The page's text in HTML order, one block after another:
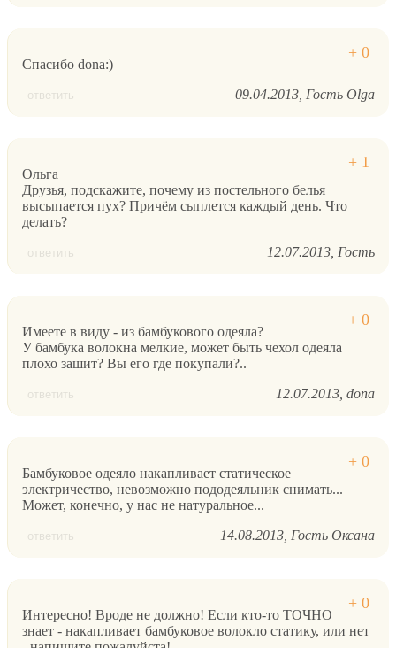
Спасибо dona:)
ответить 09.04.2013 Гость Olga
Ольга
Друзья, подскажите, почему из постельного белья
высыпается пух? Причём сыплется каждый день. Что
делать?
ответить 12.07.2013 Гость
Имеете в виду - из бамбукового одеяла?
У бамбука волокна мелкие, может быть чехол одеяла
плохо зашит? Вы его где покупали?..
ответить 12.07.2013 dona
Бамбуковое одеяло накапливает статическое
электричество, невозможно пододеяльник снимать...
Может, конечно, у нас не натуральное...
ответить 14.08.2013 Гость Оксана
Интересно! Вроде не должно! Если кто-то ТОЧНО
знает - накапливает бамбуковое волокло статику, или нет